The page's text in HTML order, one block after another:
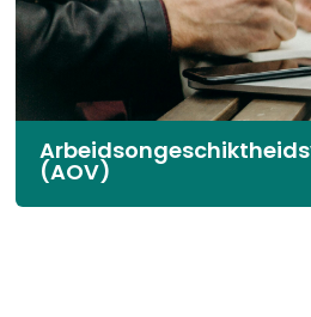
(AOV)